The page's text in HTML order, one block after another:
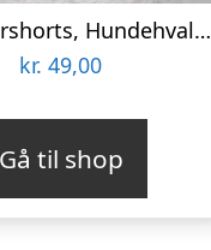
Jule-boxershorts, Hundehvalp – 2XL
kr. 49,00
til shop